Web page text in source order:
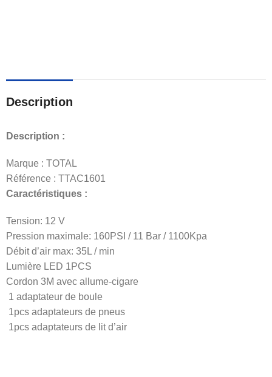
Description
Description :
Marque : TOTAL
Référence : TTAC1601
Caractéristiques :
Tension: 12 V
Pression maximale: 160PSI / 11 Bar / 1100Kpa
Débit d’air max: 35L / min
Lumière LED 1PCS
Cordon 3M avec allume-cigare
1 adaptateur de boule
1pcs adaptateurs de pneus
1pcs adaptateurs de lit d’air